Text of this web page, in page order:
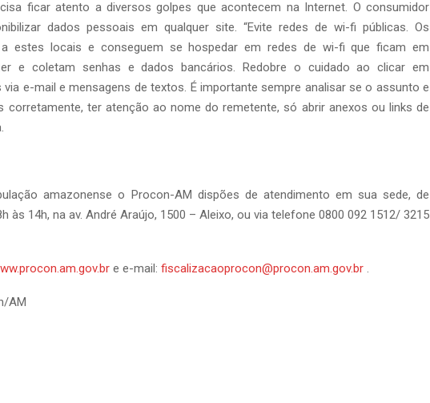
ficar atento a diversos golpes que acontecem na Internet. O consumidor
dados pessoais em qualquer site. “Evite redes de wi-fi públicas. Os
estes locais e conseguem se hospedar em redes de wi-fi que ficam em
e coletam senhas e dados bancários. Redobre o cuidado ao clicar em
via e-mail e mensagens de textos. É importante sempre analisar se o assunto e
corretamente, ter atenção ao nome do remetente, só abrir anexos ou links de
amazonense o Procon-AM dispões de atendimento em sua sede, de
às 14h, na av. André Araújo, 1500 – Aleixo, ou via telefone 0800 092 1512/ 3215
e e-mail: fiscalizacaoprocon@procon.am.gov.br .
AM